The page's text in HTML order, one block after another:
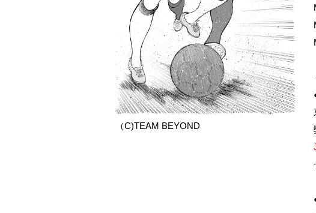
（C)TEAM BEYOND
ぜひ皆さまにもご一読い
●選手たちへの応援メッ